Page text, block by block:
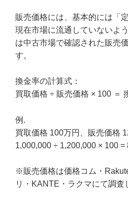
販売価格には、基本的には「
現在市場に流通していないよ
は中古市場で確認された販売
す。
換金率の計算式：
買取価格 ÷ 販売価格 × 100 ＝
例.
買取価格 100万円、販売価格
1,000,000 ÷ 1,200,000 × 100 =
※販売価格は価格コム・
リ・KANTE・ラクマにて調査